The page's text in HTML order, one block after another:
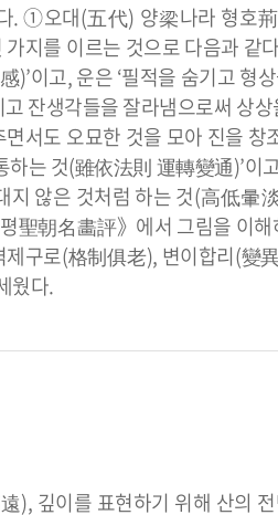
. ①오대(五代) 양梁나라 형호
지를 이르는 것으로 다음과 같
이고, 운은 ‘필적을 숨기고 형
잔생각들을 잘라냄으로써 상
서도 오묘한 것을 모아 진을 창
는 것(雖依法則 運轉變通)’이
지 않은 것처럼 하는 것(高低暈
聖朝名畵評》에서 그림을 이해
구로(格制俱老), 변이합리(變
웠다.
), 깊이를 표현하기 위해 산의